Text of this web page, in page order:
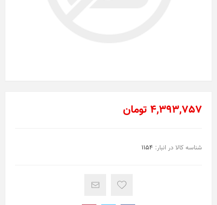
4,393,757 تومان
شناسه کالا در انبار: 1154